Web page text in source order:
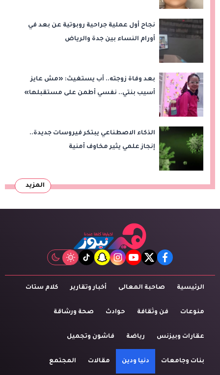
نجاح أول عملية جراحية روبوتية عن بعد في
أورام النساء بين جدة والرياض
بعد وفاة زوجته.. أب يستغيث: «مش عايز
أسيب بنتي.. نفسي أطمن على مستقبلها»
الذكاء الاصطناعي يبتكر فيروسات جديدة..
إنجاز علمي يثير مخاوف أمنية
المزيد
facebook
twitter
youtube
instagram
snapchat
tiktok
الرئيسية صاحبة المعالى أخبار وتقارير كلام ستات
منوعات فن وثقافة حوادث صحة ورشاقة
عقارات وبيزنس رياضة فاشون وتجميل
بنات وجامعات دنيا ودين مقالات المجتمع